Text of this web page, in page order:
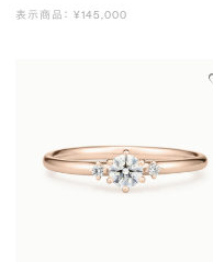
表示商品： ¥145,000